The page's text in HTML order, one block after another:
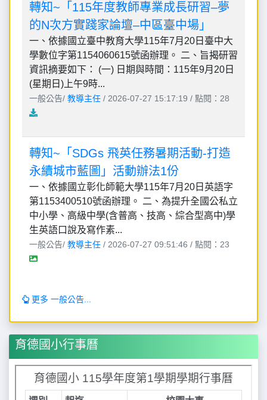
轉知~「115年度教師專業成長研習–夢
的N次方實踐家論壇–中區臺中場」
一、依據國立臺中教育大學115年7月20日臺中大
學數位字第1154060615號函辦理。 二、旨揭研習
資訊摘要如下： (一) 日期與時間：115年9月20日
(星期日)上午9時...
一般公告/ 教導主任 / 2026-07-27 15:17:19 / 點閱：28
轉知~「SDGs 飛英任務暑期活動-打造
永續城市藍圖」活動辦法1份
一、依據國立彰化師範大學115年7月20日英語字
第1153400510號函辦理。 二、為提升全國公私立
中小學、高級中學(含普高、技高、綜合型高中)學
生英語口說及寫作素...
一般公告/ 教導主任 / 2026-07-27 09:51:46 / 點閱：23
更多 一般公告...
育德國小行事曆